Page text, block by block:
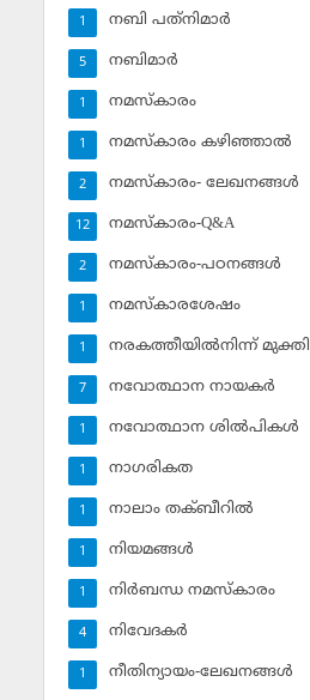
നബി പത്‌നിമാര്‍
1
നബിമാര്‍
5
നമസ്‌കാരം
1
നമസ്‌കാരം കഴിഞ്ഞാല്‍
1
നമസ്‌കാരം- ലേഖനങ്ങള്‍
2
നമസ്‌കാരം-Q&A
12
നമസ്‌കാരം-പഠനങ്ങള്‍
2
നമസ്‌കാരശേഷം
1
നരകത്തീയില്‍നിന്ന് മുക്തി
1
നവോത്ഥാന നായകര്‍
7
നവോത്ഥാന ശില്‍പികള്‍
1
നാഗരികത
1
നാലാം തക്ബീറില്‍
1
നിയമങ്ങള്‍
1
നിര്‍ബന്ധ നമസ്‌കാരം
1
നിവേദകര്‍
4
നീതിന്യായം-ലേഖനങ്ങള്‍
1